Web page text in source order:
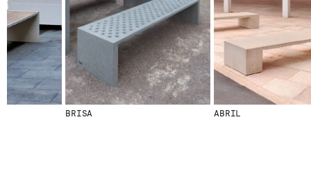
BRISA ABRIL
© 2026 ESCOFET 1886 S.A.